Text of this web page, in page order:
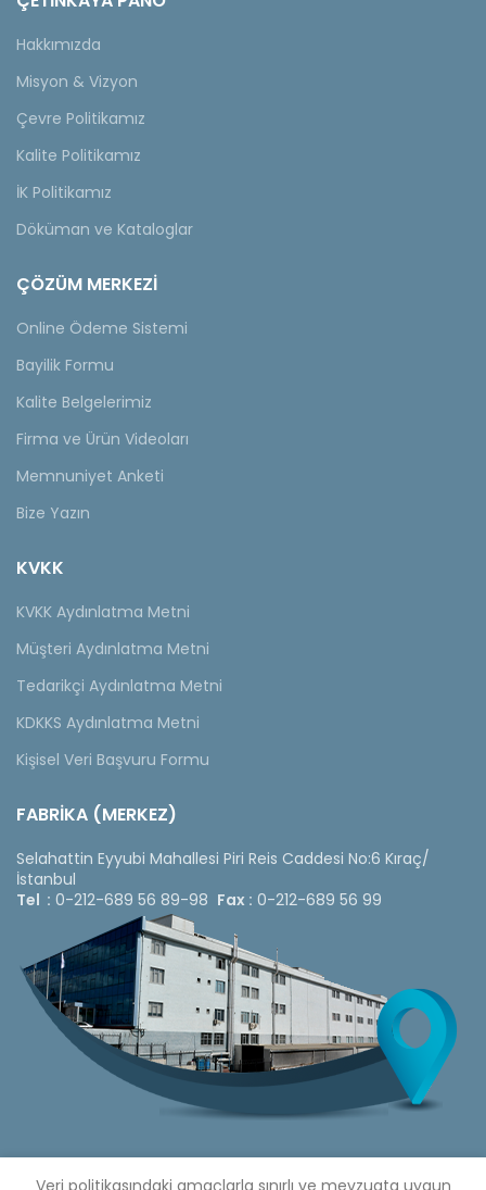
Hakkımızda
Misyon & Vizyon
Çevre Politikamız
Kalite Politikamız
İK Politikamız
Döküman ve Kataloglar
ÇÖZÜM MERKEZİ
Online Ödeme Sistemi
Bayilik Formu
Kalite Belgelerimiz
Firma ve Ürün Videoları
Memnuniyet Anketi
Bize Yazın
KVKK
KVKK Aydınlatma Metni
Müşteri Aydınlatma Metni
Tedarikçi Aydınlatma Metni
KDKKS Aydınlatma Metni
Kişisel Veri Başvuru Formu
FABRİKA (MERKEZ)
Selahattin Eyyubi Mahallesi Piri Reis Caddesi No:6 Kıraç/
İstanbul
Tel : 0-212-689 56 89-98 Fax : 0-212-689 56 99
Veri politikasındaki amaçlarla sınırlı ve mevzuata uygun